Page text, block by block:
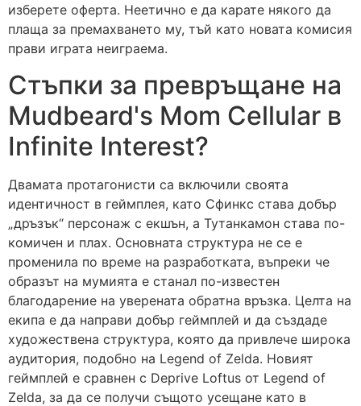
изберете оферта. Неетично е да карате някого да
плаща за премахването му, тъй като новата комисия
прави играта неиграема.
Стъпки за превръщане на
Mudbeard's Mom Cellular в
Infinite Interest?
Двамата протагонисти са включили своята
идентичност в геймплея, като Сфинкс става добър
„дръзък“ персонаж с екшън, а Тутанкамон става по-
комичен и плах. Основната структура не се е
променила по време на разработката, въпреки че
образът на мумията е станал по-известен
благодарение на уверената обратна връзка. Целта на
екипа е да направи добър геймплей и да създаде
художествена структура, която да привлече широка
аудитория, подобно на Legend of Zelda. Новият
геймплей е сравнен с Deprive Loftus от Legend of
Zelda, за да се получи същото усещане като в